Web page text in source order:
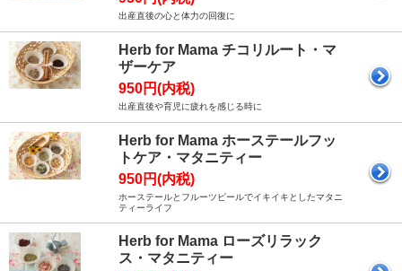
出産直後の心と体力の回復に
Herb for Mama チコリルート・マ
ザーケア
950円(内税)
出産直後や育児に疲れを感じる時に
Herb for Mama ホーステールフッ
トケア・マタニティー
950円(内税)
ホーステールとフルーツピールでイキイキとしたマタニ
ティーライフ
Herb for Mama ローズリラック
ス・マタニティー